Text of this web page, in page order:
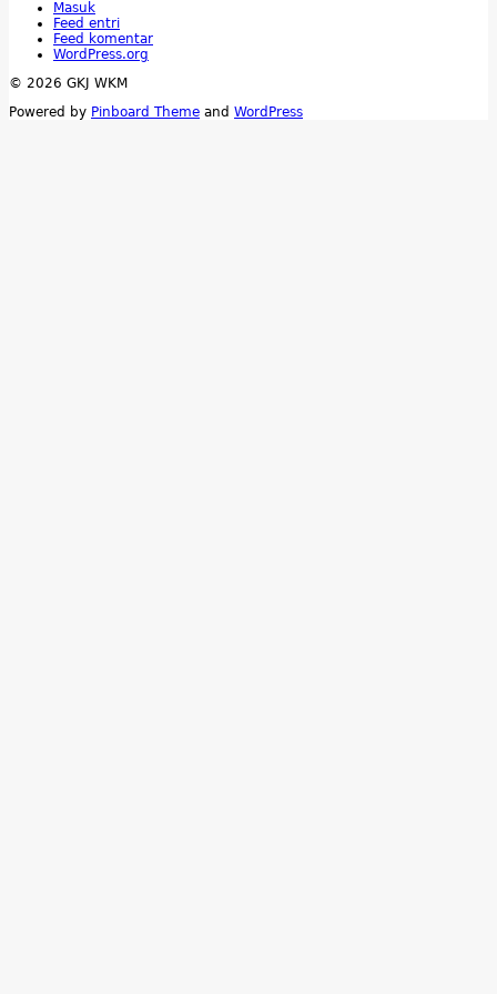
Masuk
Feed entri
Feed komentar
WordPress.org
© 2026 GKJ WKM
Powered by Pinboard Theme and WordPress